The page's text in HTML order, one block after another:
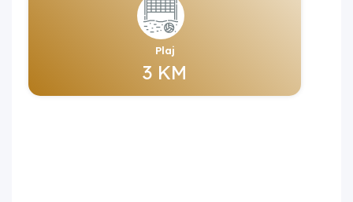
Plaj
3 KM